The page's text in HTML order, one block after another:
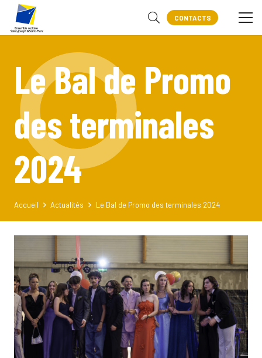
CONTACTS
Le Bal de Promo
des terminales
2024
Accueil Actualités Le Bal de Promo des terminales 2024